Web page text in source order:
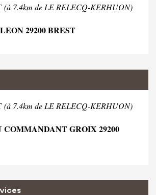
(à 7.4km de LE RELECQ-KERHUON)
29200 BREST
(à 7.4km de LE RELECQ-KERHUON)
COMMANDANT GROIX 29200